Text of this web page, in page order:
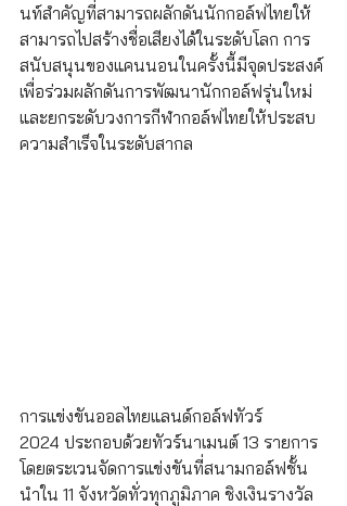
นท์สำคัญที่สามารถผลักดันนักกอล์ฟไทยให้
สามารถไปสร้างชื่อเสียงได้ในระดับโลก การ
สนับสนุนของแคนนอนในครั้งนี้มีจุดประสงค์
เพื่อร่วมผลักดันการพัฒนานักกอล์ฟรุ่นใหม่
และยกระดับวงการกีฬากอล์ฟไทยให้ประสบ
ความสำเร็จในระดับสากล
การแข่งขันออลไทยแลนด์กอล์ฟทัวร์
2024 ประกอบด้วยทัวร์นาเมนต์ 13 รายการ
โดยตระเวนจัดการแข่งขันที่สนามกอล์ฟชั้น
นำใน 11 จังหวัดทั่วทุกภูมิภาค ชิงเงินรางวัล